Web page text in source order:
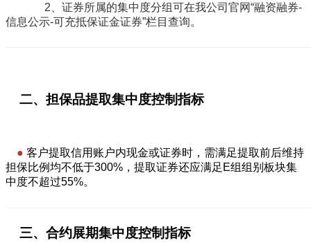
2、证券所属的集中度分组可在我公司官网“融资融券-
信息公示-可充抵保证金证券”栏目查询。
二、担保品提取集中度控制指标
● 客户提取信用账户内现金或证券时，需满足提取前后维持
担保比例均不低于300%，提取证券还应满足E组组别板块集
中度不超过55%。
三、合约展期集中度控制指标